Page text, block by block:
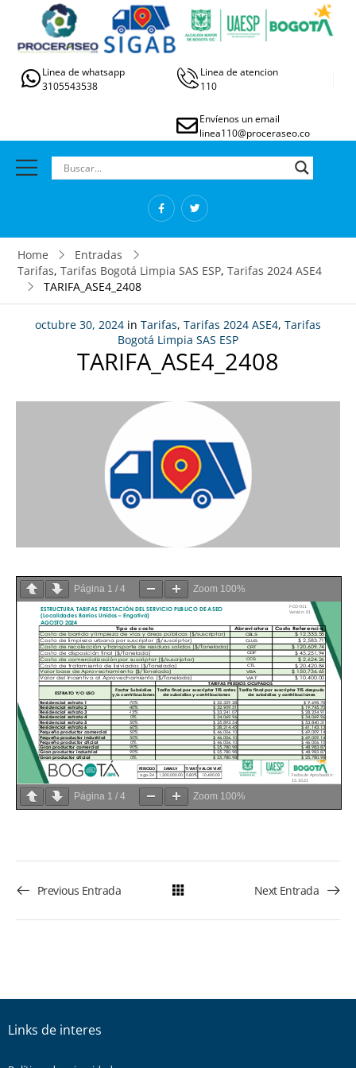
Linea de whatsapp
3105543538
Linea de atencion
110
Envíenos un email
linea110@proceraseo.co
Home
Entradas
Tarifas, Tarifas Bogotá Limpia SAS ESP, Tarifas 2024 ASE4
TARIFA_ASE4_2408
octubre 30, 2024 in Tarifas, Tarifas 2024 ASE4, Tarifas
Bogotá Limpia SAS ESP
TARIFA_ASE4_2408
Página 1 / 4 Zoom 100%
Página 1 / 4 Zoom 100%
Previous Entrada Next Entrada
Links de interes